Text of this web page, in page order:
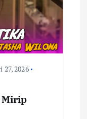
27, 2026
Mirip